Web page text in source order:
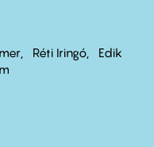
Réti Iringó
Edik